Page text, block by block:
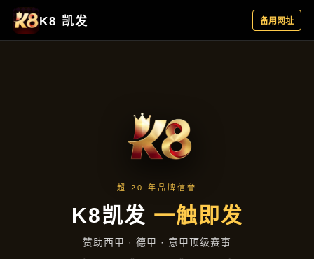
产品总览
首页 产品总览